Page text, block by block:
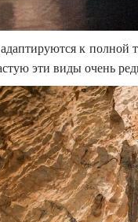
к полной
эти виды очень